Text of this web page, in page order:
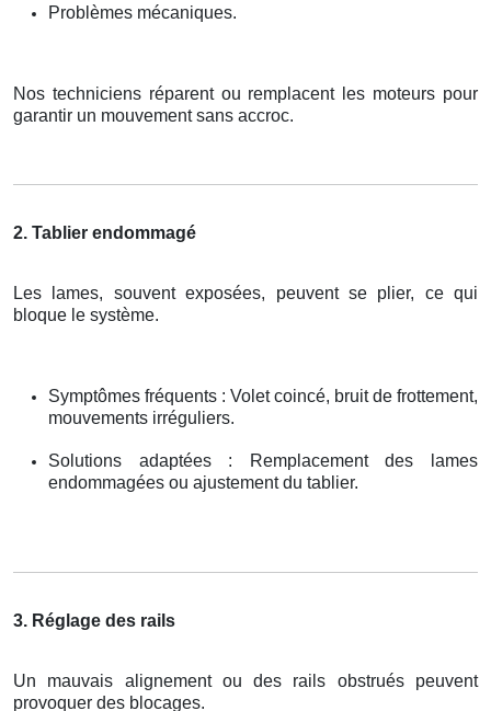
Problèmes mécaniques.
Nos techniciens réparent ou remplacent les moteurs pour
garantir un mouvement sans accroc.
2. Tablier endommagé
Les lames, souvent exposées, peuvent se plier, ce qui
bloque le système.
Symptômes fréquents : Volet coincé, bruit de frottement,
mouvements irréguliers.
Solutions adaptées : Remplacement des lames
endommagées ou ajustement du tablier.
3. Réglage des rails
Un mauvais alignement ou des rails obstrués peuvent
provoquer des blocages.